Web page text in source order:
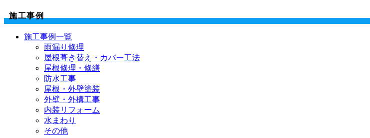
施工事例
施工事例一覧
雨漏り修理
屋根葺き替え・カバー工法
屋根修理・修繕
防水工事
屋根・外壁塗装
外壁・外構工事
内装リフォーム
水まわり
その他